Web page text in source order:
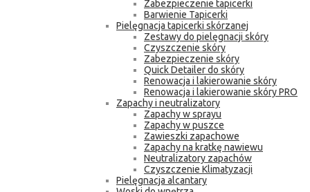
Zabezpieczenie tapicerki
Barwienie Tapicerki
Pielęgnacja tapicerki skórzanej
Zestawy do pielęgnacji skóry
Czyszczenie skóry
Zabezpieczenie skóry
Quick Detailer do skóry
Renowacja i lakierowanie skóry
Renowacja i lakierowanie skóry PRO
Zapachy i neutralizatory
Zapachy w sprayu
Zapachy w puszce
Zawieszki zapachowe
Zapachy na kratkę nawiewu
Neutralizatory zapachów
Czyszczenie Klimatyzacji
Pielęgnacja alcantary